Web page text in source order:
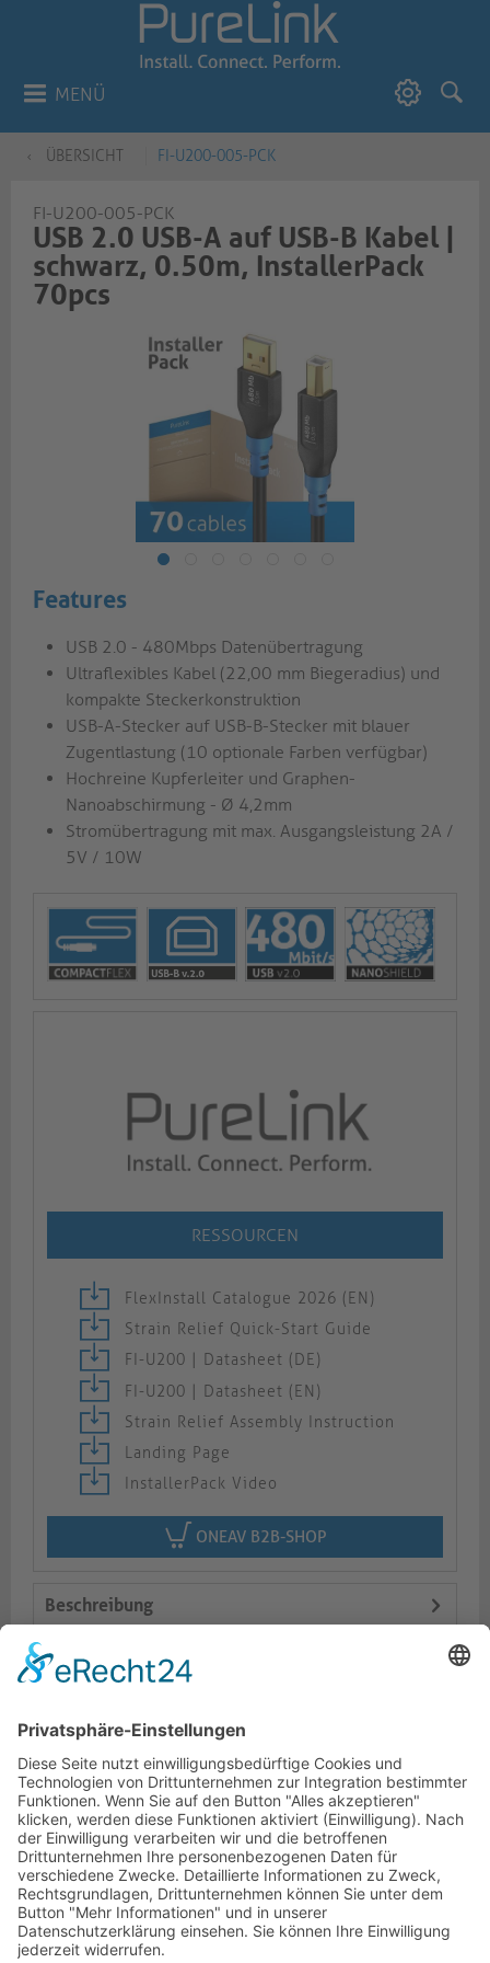
MENÜ
ÜBERSICHT FI-U200-005-PCK
FI-U200-005-PCK
USB 2.0 USB-A auf USB-B Kabel |
schwarz, 0.50m, InstallerPack
70pcs​​​​​​​​​​​​​​
Features
USB 2.0 - 480Mbps Datenübertragung
Ultraflexibles Kabel (22,00 mm Biegeradius) und
kompakte Steckerkonstruktion
USB-A-Stecker auf USB-B-Stecker mit blauer
Zugentlastung (10 optionale Farben verfügbar)
Hochreine Kupferleiter und Graphen-
Nanoabschirmung - Ø 4,2mm
Stromübertragung mit max. Ausgangsleistung 2A /
5V / 10W
RESSOURCEN
FlexInstall Catalogue 2026 (EN)
Strain Relief Quick-Start Guide
FI-U200 | Datasheet (DE)
FI-U200 | Datasheet (EN)
Strain Relief Assembly Instruction
Landing Page
InstallerPack Video
ONEAV B2B-SHOP
Beschreibung
Logistik
Dokumente
HOTLINE